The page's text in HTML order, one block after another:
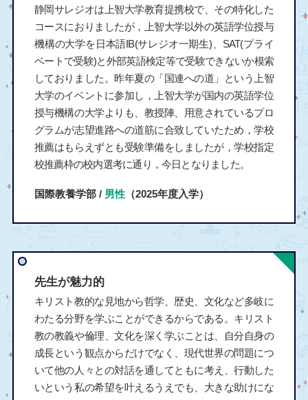
静岡サレジオは上智大学教育提携校で、その特化した
コースにおりましたが，上智大学以外の英語学位授与
機構の大学を日本語IB(サレジオ一期生)、SAT(プライ
ベートで受験)と外部英語検定等で受験できないか模索
しておりました。昨年夏の「国連への道」という上智
大学のイベントに参加し，上智大学が国内の英語学位
授与機構の大学よりも、教授陣、用意されているプロ
グラムが志望進路への道筋に合致していたため，学校
推薦はもらえずとも受験準備をしましたが，学校指定
校推薦枠の校内選考に通り，今日となりました。
国際教養学部 / 男性（2025年度入学）
先生が魅力的
キリスト教的な見地から哲学、歴史、文化など多岐に
わたる分野を学ぶことができるからである。キリスト
教の教義や倫理、文化を深く学ぶことは、自分自身の
成長という観点からだけでなく、現代世界の問題につ
いて他の人々との対話を通してともに考え、行動した
いという私の希望を叶えるうえでも、大きな助けにな